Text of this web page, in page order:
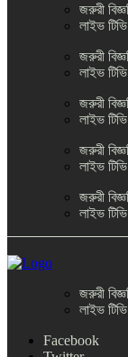
জরুরী
লাইভ টিভি
জরুরী
লাইভ টিভি
জরুরী
লাইভ টিভি
জরুরী
লাইভ টিভি
জরুরী
লাইভ টিভি
জরুরী
লাইভ টিভি
Facebook